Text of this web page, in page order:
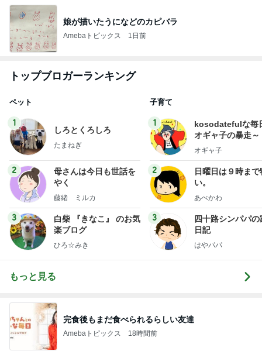
娘が描いたうになどのカピバラ
Amebaトピックス 1日前
トップブロガーランキング
ペット
1
しろとくろしろ
たまねぎ
2
母さんは今日も世話を
やく
藤緒 ミルカ
3
白柴 『きなこ』 のお気
楽ブログ
ひろ☆みき
子育て
1
kosodatefulな毎
オギャ子の暴走～
オギャ子
2
日曜日は９時まで
い。
あべかわ
3
四十路シンパパの
日記
はやパパ
もっと見る
完食後もまだ食べられるらしい友達
Amebaトピックス 18時間前